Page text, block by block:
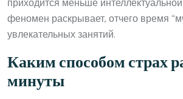
феномен раскрывает, отчего время
увлекательных занятий.
Каким способом страх
минуты